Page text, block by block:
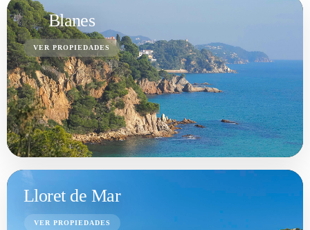
Blanes
VER PROPIEDADES
Lloret de Mar
VER PROPIEDADES